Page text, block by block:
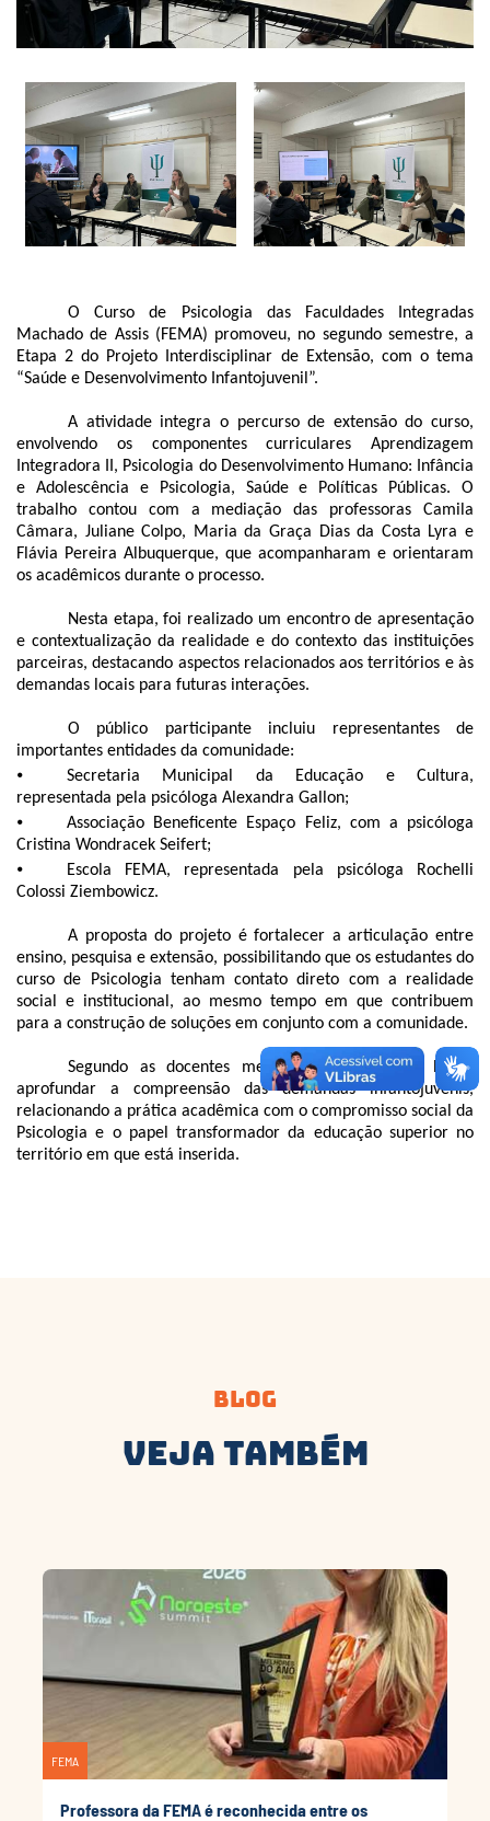
O Curso de Psicologia das Faculdades Integradas
Machado de Assis (FEMA) promoveu, no segundo semestre, a
Etapa 2 do Projeto Interdisciplinar de Extensão, com o tema
“Saúde e Desenvolvimento Infantojuvenil”.
A atividade integra o percurso de extensão do curso,
envolvendo os componentes curriculares Aprendizagem
Integradora II, Psicologia do Desenvolvimento Humano: Infância
e Adolescência e Psicologia, Saúde e Políticas Públicas. O
trabalho contou com a mediação das professoras Camila
Câmara, Juliane Colpo, Maria da Graça Dias da Costa Lyra e
Flávia Pereira Albuquerque, que acompanharam e orientaram
os acadêmicos durante o processo.
Nesta etapa, foi realizado um encontro de apresentação
e contextualização da realidade e do contexto das instituições
parceiras, destacando aspectos relacionados aos territórios e às
demandas locais para futuras interações.
O público participante incluiu representantes de
importantes entidades da comunidade:
⦁ Secretaria Municipal da Educação e Cultura,
representada pela psicóloga Alexandra Gallon;
⦁ Associação Beneficente Espaço Feliz, com a psicóloga
Cristina Wondracek Seifert;
⦁ Escola FEMA, representada pela psicóloga Rochelli
Colossi Ziembowicz.
A proposta do projeto é fortalecer a articulação entre
ensino, pesquisa e extensão, possibilitando que os estudantes do
curso de Psicologia tenham contato direto com a realidade
social e institucional, ao mesmo tempo em que contribuem
para a construção de soluções em conjunto com a comunidade.
Segundo as docentes mediadoras, o trabalho busca
aprofundar a compreensão das demandas infantojuvenis,
relacionando a prática acadêmica com o compromisso social da
Psicologia e o papel transformador da educação superior no
território em que está inserida.
Blog
Veja Também
FEMA
Professora da FEMA é reconhecida entre os